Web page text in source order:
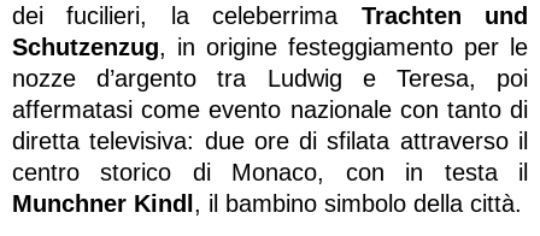
dei fucilieri, la celeberrima Trachten und
Schutzenzug, in origine festeggiamento per le
nozze d’argento tra Ludwig e Teresa, poi
affermatasi come evento nazionale con tanto di
diretta televisiva: due ore di sfilata attraverso il
centro storico di Monaco, con in testa il
Munchner Kindl , il bambino simbolo della città.